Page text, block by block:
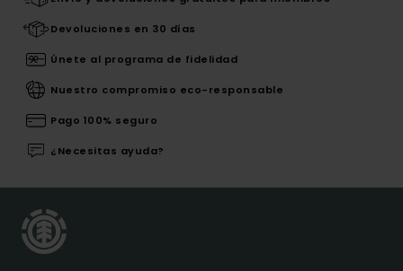
Devoluciones en 30 días
Únete al programa de fidelidad
Nuestro compromiso eco-responsable
Pago 100% seguro
¿Necesitas ayuda?